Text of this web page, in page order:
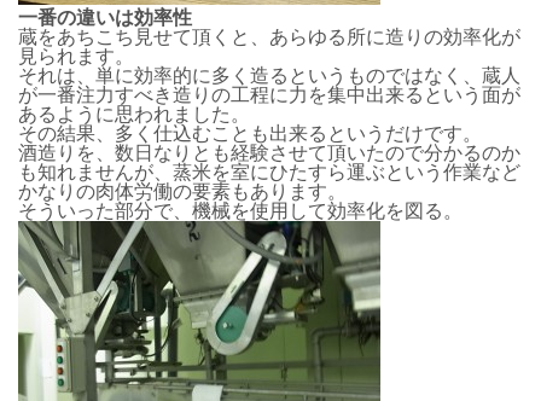
一番の違いは効率性
蔵をあちこち見せて頂くと、あらゆる所に造りの効率化が
見られます。
それは、単に効率的に多く造るというものではなく、蔵人
が一番注力すべき造りの工程に力を集中出来るという面が
あるように思われました。
その結果、多く仕込むことも出来るというだけです。
酒造りを、数日なりとも経験させて頂いたので分かるのか
も知れませんが、蒸米を室にひたすら運ぶという作業など
かなりの肉体労働の要素もあります。
そういった部分で、機械を使用して効率化を図る。